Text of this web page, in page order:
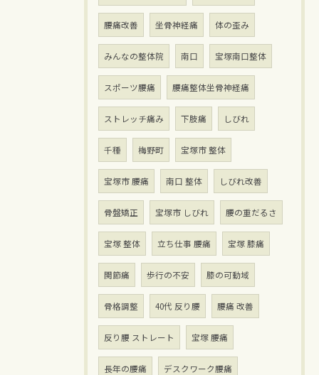
腰痛改善 坐骨神経痛 体の歪み
みんなの整体院 南口 宝塚南口整体
スポーツ腰痛 腰痛整体坐骨神経痛
ストレッチ痛み 下肢痛 しびれ
千種 梅野町 宝塚市 整体
宝塚市 腰痛 南口 整体 しびれ改善
骨盤矯正 宝塚市 しびれ 腰の重だるさ
宝塚 整体 立ち仕事 腰痛 宝塚 膝痛
関節痛 歩行の不安 膝の可動域
骨格調整 40代 反り腰 腰痛 改善
反り腰 ストレート 宝塚 腰痛
長年の腰痛 デスクワーク腰痛